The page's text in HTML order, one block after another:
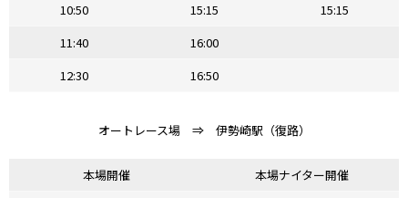
10:50
15:15
15:15
11:40
16:00
12:30
16:50
オートレース場 ⇒ 伊勢崎駅（復路）
本場開催
本場ナイター開催